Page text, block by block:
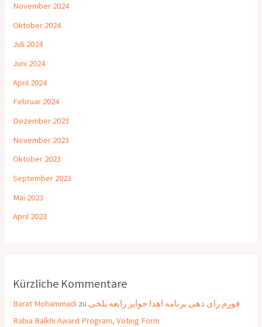
November 2024
Oktober 2024
Juli 2024
Juni 2024
April 2024
Februar 2024
Dezember 2023
November 2023
Oktober 2023
September 2023
Mai 2023
April 2023
Kürzliche Kommentare
Barat Mohammadi zu فورم رای دهی برنامه اهدا جوایز رابعه بلخی
Rabia Balkhi Award Program, Voting Form